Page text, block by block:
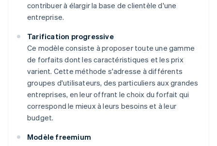
contribuer à élargir la base de clientèle d'une
entreprise.
Tarification progressive
Ce modèle consiste à proposer toute une gamme
de forfaits dont les caractéristiques et les prix
varient. Cette méthode s'adresse à différents
groupes d'utilisateurs, des particuliers aux grandes
entreprises, en leur offrant le choix du forfait qui
correspond le mieux à leurs besoins et à leur
budget.
Modèle freemium